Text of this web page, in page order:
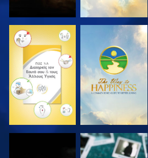
ΠΑΡΑΚΟΛΟΥΘΗΣΤΕ ΠΑΡΑΚΟΛΟΥΘΗΣΤΕ